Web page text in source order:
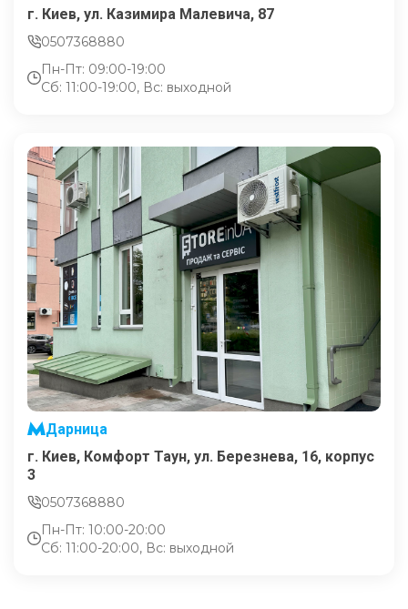
г. Киев, ул. Казимира Малевича, 87
0507368880
Пн-Пт: 09:00-19:00
Сб: 11:00-19:00, Вс: выходной
Дарница
г. Киев, Комфорт Таун, ул. Березнева, 16, корпус
3
0507368880
Пн-Пт: 10:00-20:00
Сб: 11:00-20:00, Вс: выходной